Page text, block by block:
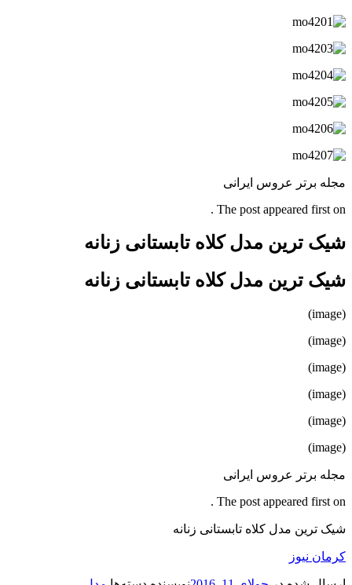
مجله برتر عروس ایرانی
The post appeared first on .
شیک ترین مدل کلاه تابستانی زنانه
شیک ترین مدل کلاه تابستانی زنانه
(image)
(image)
(image)
(image)
(image)
(image)
مجله برتر عروس ایرانی
The post appeared first on .
شیک ترین مدل کلاه تابستانی زنانه
کرمان نیوز